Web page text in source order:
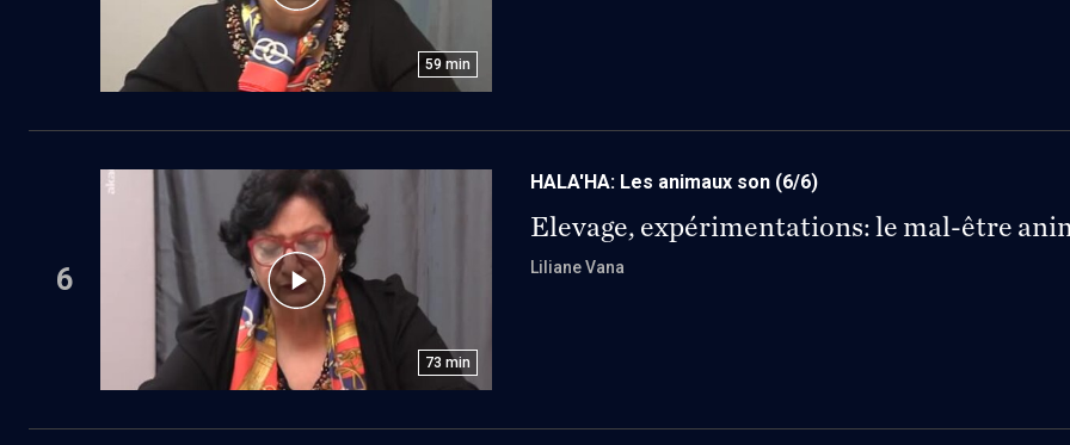
59 min
6
73 min
HALA'HA: Les animaux son (6/6)
Elevage, expérimentations: le mal-être
Liliane Vana